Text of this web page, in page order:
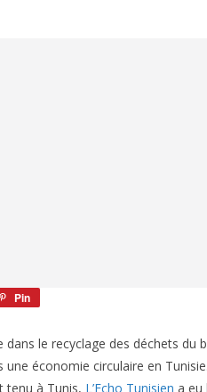
Pin
dans le recyclage des déchets
une économie circulaire en
tenu à Tunis, L’Echo Tunisien a eu